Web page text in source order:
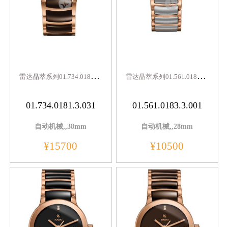
雷
达晶萃系列01.734.0181.3.031
01.734.0181.3.031
自动机械,,38mm
¥15700
雷
达晶萃系列01.561.0183.3.001
01.561.0183.3.001
自动机械,,28mm
¥10500